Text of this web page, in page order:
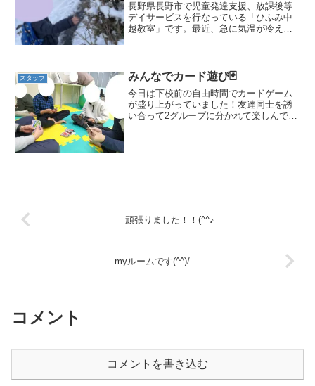
長野県長野市で児童発達支援、放課後等
デイサービスを行なっている「ひふみ中
越教室」です。最近、急に気温が冷え込
予防になるので、外から帰...
スタッフ みんなでカード遊び🃏
今日は下校前の自由時間でカードゲーム
が盛り上がっていました！友達同士を誘
い合って2グループに分かれて楽しんでい
頑張りました！！(^^♪
myルームです(^^)/
コメント
コメントを書き込む